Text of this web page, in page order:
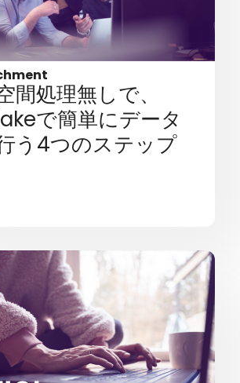
間処理無しで、
で簡単にデータ
う4つのステップ